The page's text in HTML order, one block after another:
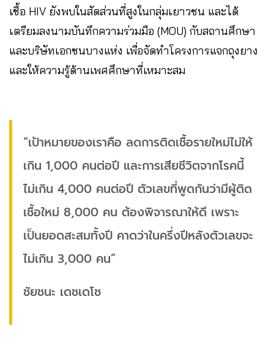
เชื้อ HIV ยังพบในสัดส่วนที่สูงในกลุ่มเยาวชน และได้
เตรียมลงนามบันทึกความร่วมมือ (MOU) กับสถานศึกษา
และบริษัทเอกชนบางแห่ง เพื่อจัดทำโครงการแจกถุงยาง
และให้ความรู้ด้านเพศศึกษาที่เหมาะสม
“เป้าหมายของเราคือ ลดการติดเชื้อรายใหม่ไม่ให้
เกิน 1,000 คนต่อปี และการเสียชีวิตจากโรคนี้
ไม่เกิน 4,000 คนต่อปี ตัวเลขที่พูดกันว่ามีผู้ติด
เชื้อใหม่ 8,000 คน ต้องพิจารณาให้ดี เพราะ
เป็นยอดสะสมทั้งปี คาดว่าในครึ่งปีหลังตัวเลขจะ
ไม่เกิน 3,000 คน”
ชัยชนะ เดชเดโช